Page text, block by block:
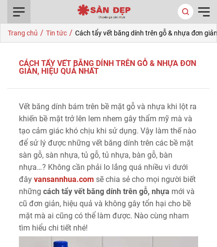
Trang chủ / Tin tức / Cách tẩy vết băng dính trên gỗ & nhựa đơn
CÁCH TẨY VẾT BĂNG DÍNH TRÊN GỖ & NHỰA ĐƠN
GIẢN, HIỆU QUẢ NHẤT
Vết băng dính bám trên bề mặt gỗ và nhựa khi lột ra
khiến bề mặt trở lên lem nhem gây thẩm mỹ mà và
tạo cảm giác khó chịu khi sử dụng. Vậy làm thế nào
để sử lý được những vết băng dính trên các bề mặt
sàn gỗ, sàn nhựa, tủ gỗ, tủ nhựa, bàn gỗ, bàn
nhựa…? Không cần phải lo lắng quá nhiều vì dưới
đây vansannhua.com sẽ chia sẻ cho mọi người biết
những cách tẩy vết băng dính trên gỗ, nhựa mới và
cũ đơn giản, hiệu quả và không gây tổn hại cho bề
mặt mà ai cũng có thể làm được. Nào cùng nham
tìm hiểu chi tiết nhé!